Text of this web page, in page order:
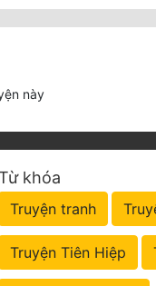
này
khóa
Truyện tranh
Truyện Tiên Hiệp